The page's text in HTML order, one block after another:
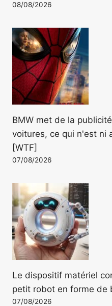
08/08/2026
BMW met de la
voitures, ce qui n'est ni
[WTF]
07/08/2026
Le dispositif matériel
petit robot en forme de
07/08/2026